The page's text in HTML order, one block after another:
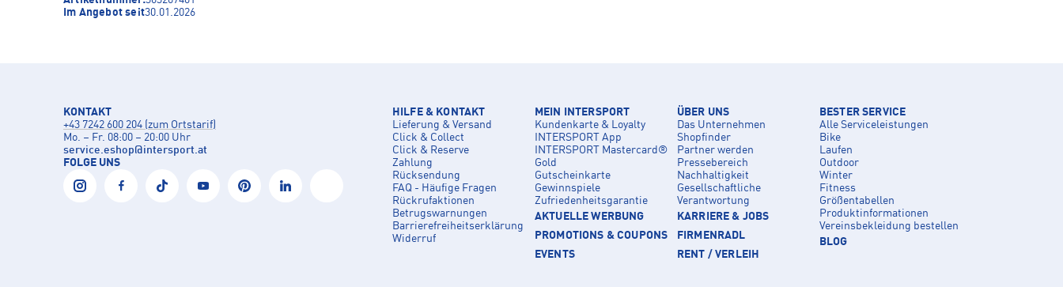
Im Angebot seit30.01.2026
KONTAKT
+43 7242 600 204 (zum Ortstarif)
Mo. – Fr. 08:00 – 20:00 Uhr
service.eshop@intersport.at
FOLGE UNS
HILFE & KONTAKT
Lieferung & Versand
Click & Collect
Click & Reserve
Zahlung
Rücksendung
FAQ - Häufige Fragen
Rückrufaktionen
Betrugswarnungen
Barrierefreiheitserklärung
Widerruf
MEIN INTERSPORT
Kundenkarte & Loyalty
INTERSPORT App
INTERSPORT Mastercard®
Gold
Gutscheinkarte
Gewinnspiele
Zufriedenheitsgarantie
AKTUELLE WERBUNG
PROMOTIONS & COUPONS
EVENTS
ÜBER UNS
Das Unternehmen
Shopfinder
Partner werden
Pressebereich
Nachhaltigkeit
Gesellschaftliche
Verantwortung
KARRIERE & JOBS
FIRMENRADL
RENT / VERLEIH
BESTER SERVICE
Alle Serviceleistungen
Bike
Laufen
Outdoor
Winter
Fitness
Größentabellen
Produktinformationen
Vereinsbekleidung bestellen
BLOG